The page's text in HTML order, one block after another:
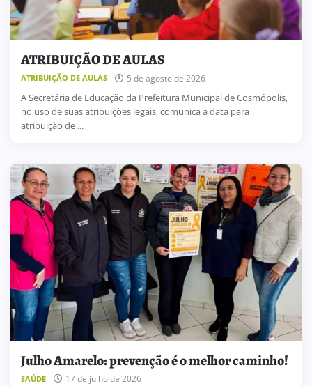
ATRIBUIÇÃO DE AULAS
ATRIBUIÇÃO DE AULAS 5 de agosto de 2026
A Secretária de Educação da Prefeitura Municipal de Cosmópolis,
no uso de suas atribuições legais, comunica a data para
atribuição de ...
Julho Amarelo: prevenção é o melhor caminho!
SAÚDE 17 de julho de 2026